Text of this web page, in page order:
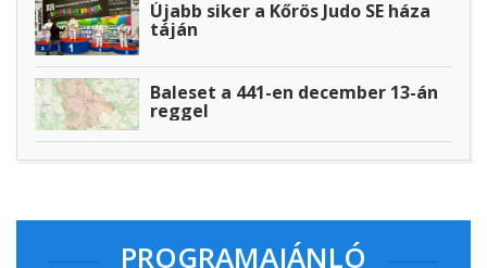
Újabb siker a Kőrös Judo SE háza
táján
Baleset a 441-en december 13-án
reggel
PROGRAMAJÁNLÓ